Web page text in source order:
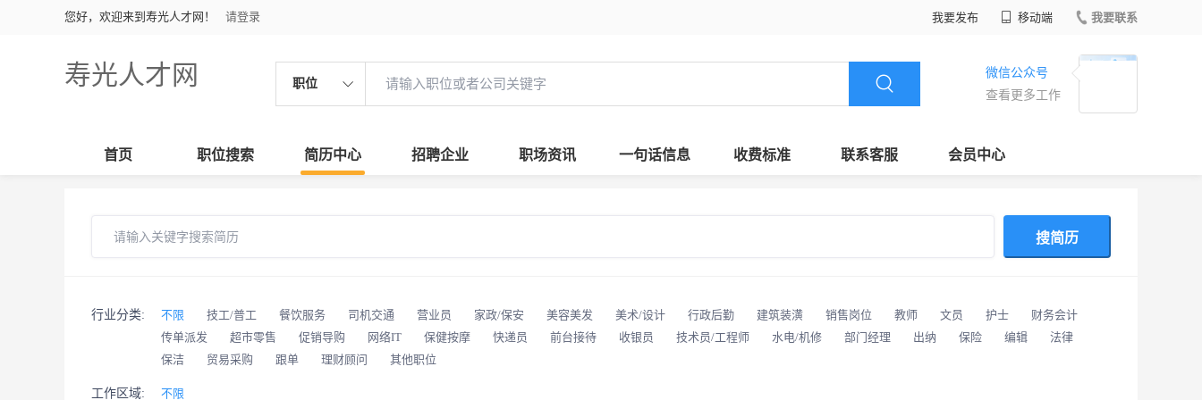
您好，欢迎来到寿光人才网！ 请登录 我要发布 移动端 我要联系
寿光人才网 职位
微信公众号
查看更多工作
首页 职位搜索 简历中心 招聘企业 职场资讯 一句话信息 收费标准 联系客服 会员中心
搜简历
行业分类: 不限 技工/普工 餐饮服务 司机交通 营业员 家政/保安 美容美发 美术/设计 行政后勤 建筑装潢 销售岗位 教师 文员 护士
财务会计
传单派发
超市零售 促销导购 网络IT 保健按摩 快递员 前台接待 收银员 技术员/工程师 水电/机修 部门经理 出纳 保险 编辑
法律
保洁
贸易采购 跟单 理财顾问 其他职位
工作区域: 不限